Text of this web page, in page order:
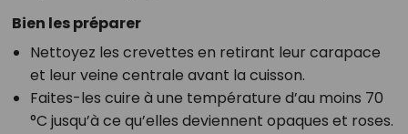
Bien les préparer
Nettoyez les crevettes en retirant leur carapace
et leur veine centrale avant la cuisson.
Faites-les cuire à une température d’au moins 70
°C jusqu’à ce qu’elles deviennent opaques et roses.